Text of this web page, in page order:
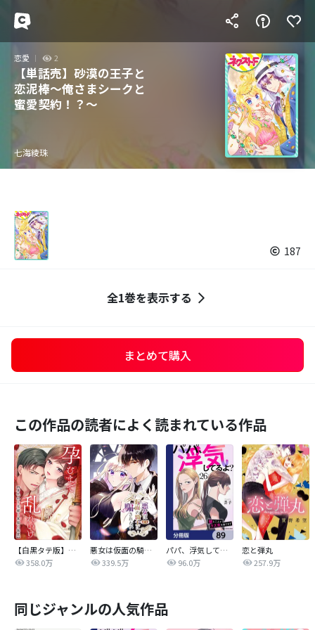
恋愛 2
【単話売】砂漠の王子と
恋泥棒～俺さまシークと
蜜愛契約！？～
七海綾珠
187
全1巻を表示する
まとめて購入
この作品の読者によく読まれている作品
【白黒タテ版】孕むまで乱れいけ～身代わり花嫁と軍服の猛愛
358.0万
悪女は仮面の騎士に騙されない
339.5万
パパ、浮気してるよ？娘と二人でクズ夫を捨てます【分冊版】
96.0万
恋と弾丸
257.9万
同じジャンルの人気作品